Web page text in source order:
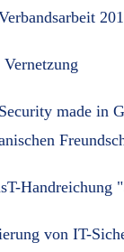
made in
Handreichung
von IT-